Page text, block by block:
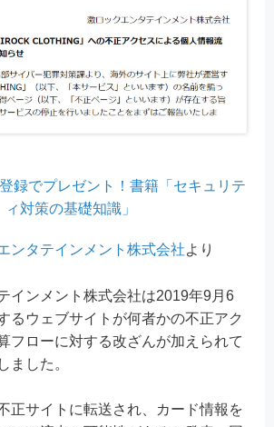
録でプレゼント！書籍「セキュリテ
ィ対策の基礎知識」
ンタテインメント株式会社より
インメント株式会社は2019年9月6
るウェブサイトが何者かの不正アク
フローに対する改ざんが加えられて
ました。
正サイトに転送され、カード情報を